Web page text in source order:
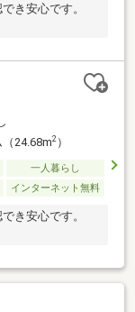
き安心です。
24.68m2）
一人暮らし
インターネット無料
き安心です。